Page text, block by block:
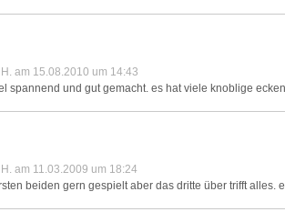
am 15.08.2010 um 14:43
spannend und gut gemacht. es hat viele knoblige
am 11.03.2009 um 18:24
beiden gern gespielt aber das dritte über trifft alles.